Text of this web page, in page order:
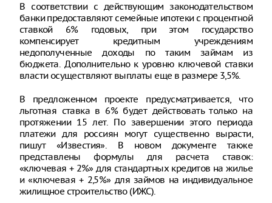
В соответствии с действующим законодательством
банки предоставляют семейные ипотеки с процентной
ставкой 6% годовых, при этом государство
компенсирует кредитным учреждениям
недополученные доходы по таким займам из
бюджета. Дополнительно к уровню ключевой ставки
власти осуществляют выплаты еще в размере 3,5%.
В предложенном проекте предусматривается, что
льготная ставка в 6% будет действовать только на
протяжении 15 лет. По завершении этого периода
платежи для россиян могут существенно вырасти,
пишут «Известия». В новом документе также
представлены формулы для расчета ставок:
«ключевая + 2%» для стандартных кредитов на жилье
и «ключевая + 2,5%» для займов на индивидуальное
жилищное строительство (ИЖС).